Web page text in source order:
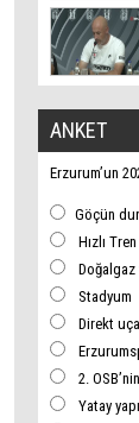
ANKET
Erzurum’un
Göçün
Hızlı Tren
Stadyum
Direkt
2.
Yatay